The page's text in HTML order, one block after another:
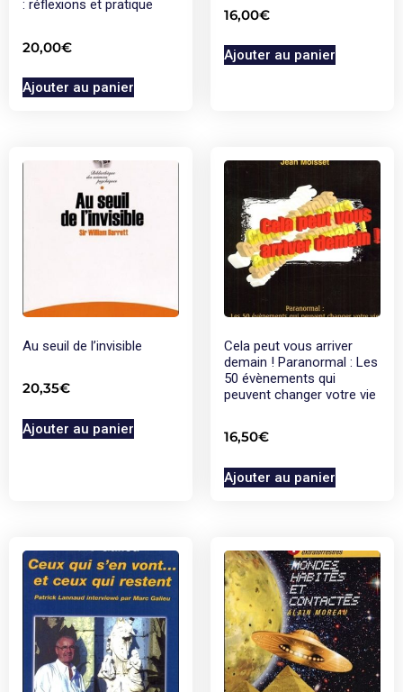
: réflexions et pratique
20,00€
Ajouter au panier
16,00€
Ajouter au panier
Au seuil de l’invisible
20,35€
Ajouter au panier
Cela peut vous arriver
demain ! Paranormal : Les
50 évènements qui
peuvent changer votre vie
16,50€
Ajouter au panier